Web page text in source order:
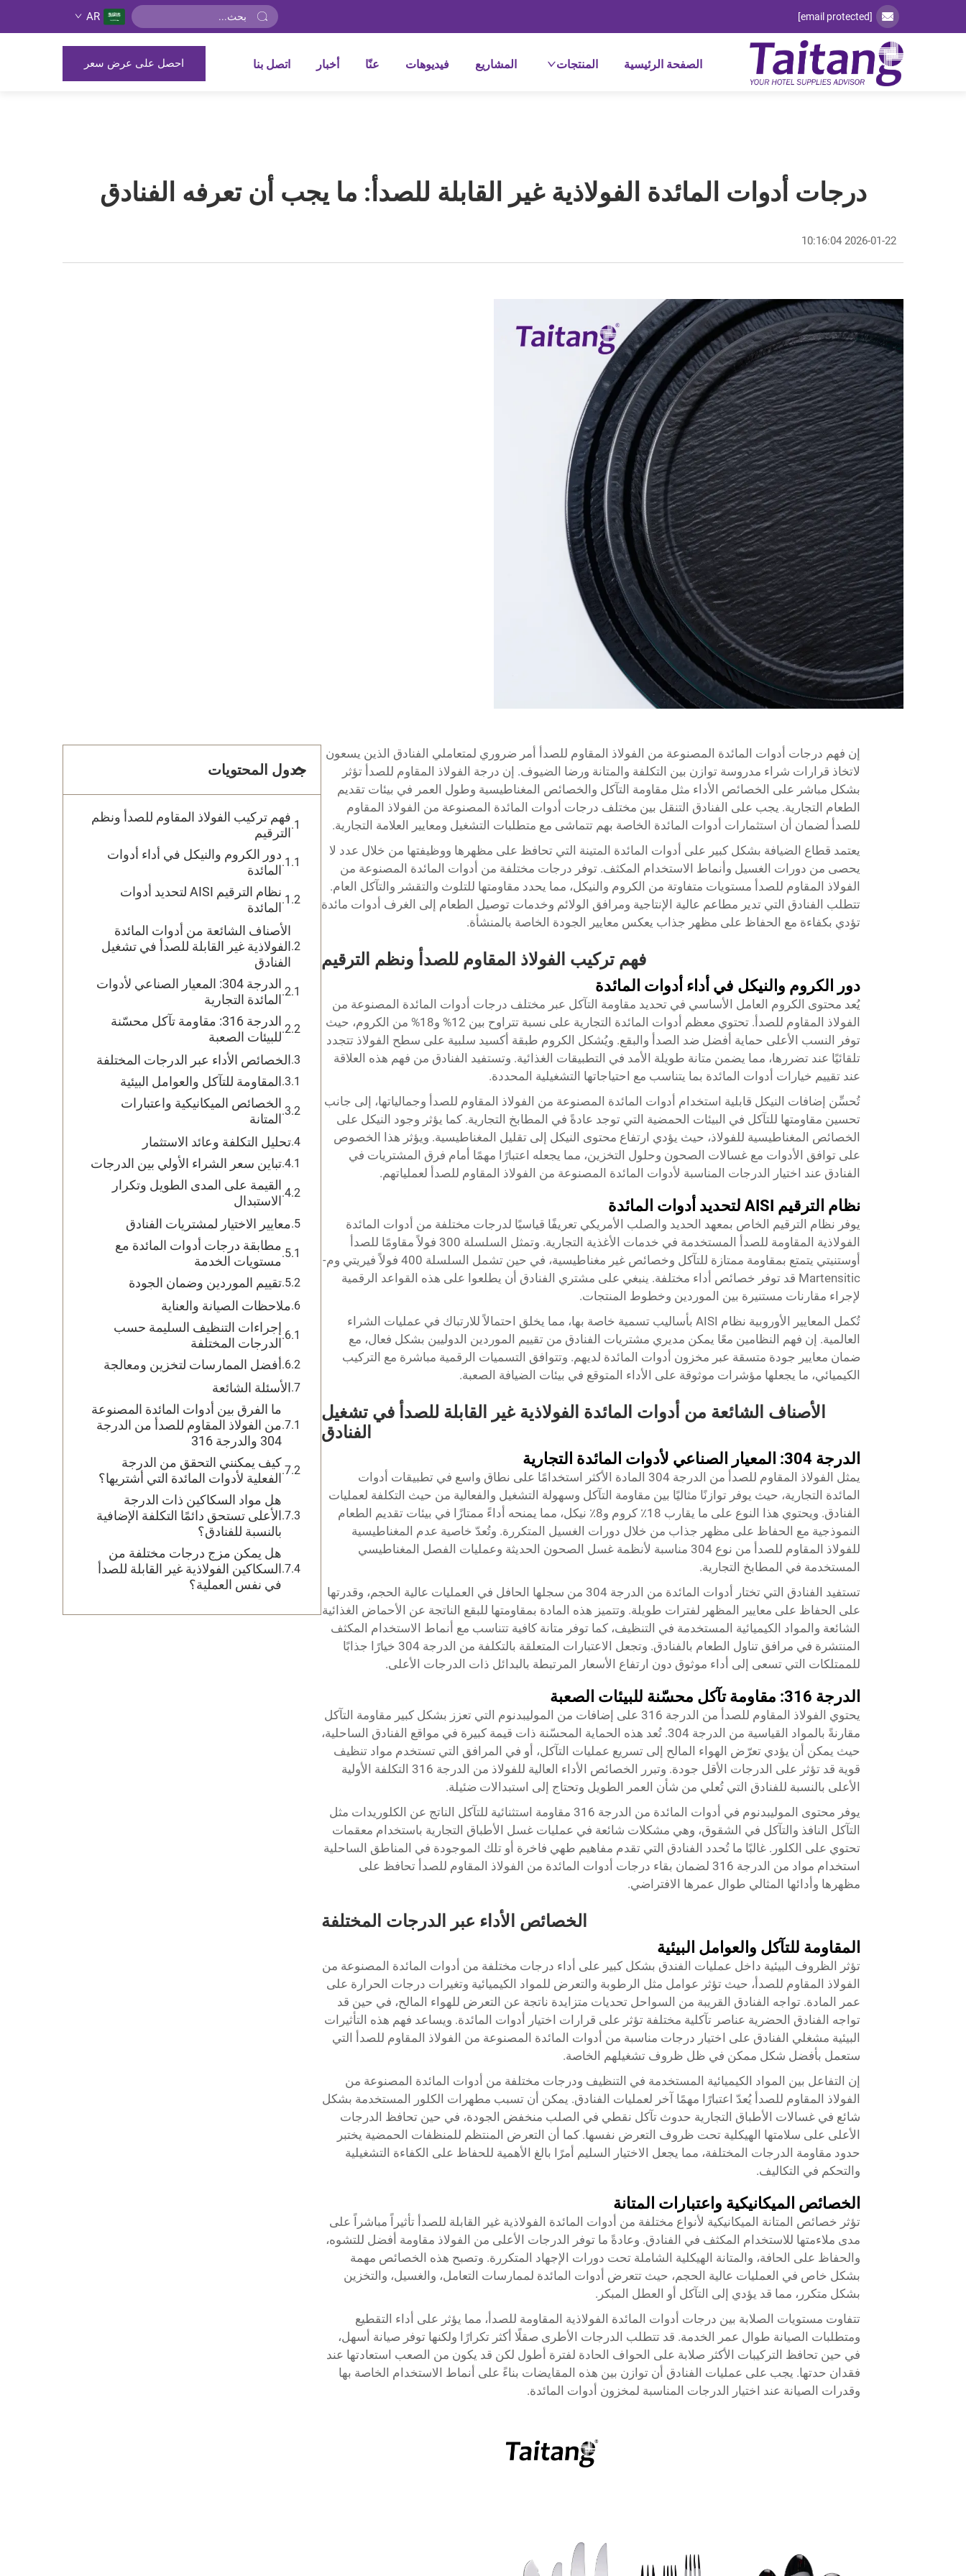
[email protected]
AR
الصفحة الرئيسية المنتجات المشاريع فيديوهات عنّا أخبار اتصل بنا احصل على عرض سعر
درجات أدوات المائدة الفولاذية غير القابلة للصدأ: ما يجب أن تعرفه الفنادق
2026-01-22 10:16:04
إن فهم درجات أدوات المائدة المصنوعة من الفولاذ المقاوم للصدأ أمر ضروري لمتعاملي الفنادق الذين يسعون
لاتخاذ قرارات شراء مدروسة توازن بين التكلفة والمتانة ورضا الضيوف. إن درجة الفولاذ المقاوم للصدأ تؤثر
بشكل مباشر على الخصائص الأداء مثل مقاومة التآكل والخصائص المغناطيسية وطول العمر في بيئات تقديم
الطعام التجارية. يجب على الفنادق التنقل بين مختلف درجات أدوات المائدة المصنوعة من الفولاذ المقاوم
للصدأ لضمان أن استثمارات أدوات المائدة الخاصة بهم تتماشى مع متطلبات التشغيل ومعايير العلامة التجارية.
يعتمد قطاع الضيافة بشكل كبير على أدوات المائدة المتينة التي تحافظ على مظهرها ووظيفتها من خلال عدد لا
يحصى من دورات الغسيل وأنماط الاستخدام المكثف. توفر درجات مختلفة من أدوات المائدة المصنوعة من
الفولاذ المقاوم للصدأ مستويات متفاوتة من الكروم والنيكل، مما يحدد مقاومتها للتلوث والتقشر والتآكل العام.
تتطلب الفنادق التي تدير مطاعم عالية الإنتاجية ومرافق الولائم وخدمات توصيل الطعام إلى الغرف أدوات مائدة
تؤدي بكفاءة مع الحفاظ على مظهر جذاب يعكس معايير الجودة الخاصة بالمنشأة.
فهم تركيب الفولاذ المقاوم للصدأ ونظم الترقيم
دور الكروم والنيكل في أداء أدوات المائدة
يُعد محتوى الكروم العامل الأساسي في تحديد مقاومة التآكل عبر مختلف درجات أدوات المائدة المصنوعة من
الفولاذ المقاوم للصدأ. تحتوي معظم أدوات المائدة التجارية على نسبة تتراوح بين 12% و18% من الكروم، حيث
توفر النسب الأعلى حماية أفضل ضد الصدأ والبقع. ويُشكل الكروم طبقة أكسيد سلبية على سطح الفولاذ تتجدد
تلقائيًا عند تضررها، مما يضمن متانة طويلة الأمد في التطبيقات الغذائية. وتستفيد الفنادق من فهم هذه العلاقة
عند تقييم خيارات أدوات المائدة بما يتناسب مع احتياجاتها التشغيلية المحددة.
تُحسِّن إضافات النيكل قابلية استخدام أدوات المائدة المصنوعة من الفولاذ المقاوم للصدأ وجمالياتها، إلى جانب
تحسين مقاومتها للتآكل في البيئات الحمضية التي توجد عادةً في المطابخ التجارية. كما يؤثر وجود النيكل على
الخصائص المغناطيسية للفولاذ، حيث يؤدي ارتفاع محتوى النيكل إلى تقليل المغناطيسية. ويؤثر هذا الخصوص
على توافق الأدوات مع غسالات الصحون وحلول التخزين، مما يجعله اعتبارًا مهمًا أمام فرق المشتريات في
الفنادق عند اختيار الدرجات المناسبة لأدوات المائدة المصنوعة من الفولاذ المقاوم للصدأ لعملياتهم.
نظام الترقيم AISI لتحديد أدوات المائدة
يوفر نظام الترقيم الخاص بمعهد الحديد والصلب الأمريكي تعريفًا قياسيًا لدرجات مختلفة من أدوات المائدة
الفولاذية المقاومة للصدأ المستخدمة في خدمات الأغذية التجارية. وتمثل السلسلة 300 فولاً مقاومًا للصدأ
أوستنيتي يتمتع بمقاومة ممتازة للتآكل وخصائص غير مغناطيسية، في حين تشمل السلسلة 400 فولاً فيريتي وم-
Martensitic قد توفر خصائص أداء مختلفة. ينبغي على مشتري الفنادق أن يطلعوا على هذه القواعد الرقمية
لإجراء مقارنات مستنيرة بين الموردين وخطوط المنتجات.
تُكمل المعايير الأوروبية نظام AISI بأساليب تسمية خاصة بها، مما يخلق احتمالاً للارتباك في عمليات الشراء
العالمية. إن فهم النظامين معًا يمكن مديري مشتريات الفنادق من تقييم الموردين الدوليين بشكل فعال، مع
ضمان معايير جودة متسقة عبر مخزون أدوات المائدة لديهم. وتتوافق التسميات الرقمية مباشرة مع التركيب
الكيميائي، ما يجعلها مؤشرات موثوقة على الأداء المتوقع في بيئات الضيافة الصعبة.
الأصناف الشائعة من أدوات المائدة الفولاذية غير القابلة للصدأ في تشغيل
الفنادق
الدرجة 304: المعيار الصناعي لأدوات المائدة التجارية
يمثل الفولاذ المقاوم للصدأ من الدرجة 304 المادة الأكثر استخدامًا على نطاق واسع في تطبيقات أدوات
المائدة التجارية، حيث يوفر توازنًا مثاليًا بين مقاومة التآكل وسهولة التشغيل والفعالية من حيث التكلفة لعمليات
الفنادق. ويحتوي هذا النوع على ما يقارب 18٪ كروم و8٪ نيكل، مما يمنحه أداءً ممتازًا في بيئات تقديم الطعام
النموذجية مع الحفاظ على مظهر جذاب من خلال دورات الغسيل المتكررة. وتُعدّ خاصية عدم المغناطيسية
للفولاذ المقاوم للصدأ من نوع 304 مناسبة لأنظمة غسل الصحون الحديثة وعمليات الفصل المغناطيسي
المستخدمة في المطابخ التجارية.
تستفيد الفنادق التي تختار أدوات المائدة من الدرجة 304 من سجلها الحافل في العمليات عالية الحجم، وقدرتها
على الحفاظ على معايير المظهر لفترات طويلة. وتتميز هذه المادة بمقاومتها للبقع الناتجة عن الأحماض الغذائية
الشائعة والمواد الكيميائية المستخدمة في التنظيف، كما توفر متانة كافية تتناسب مع أنماط الاستخدام المكثف
المنتشرة في مرافق تناول الطعام بالفنادق. وتجعل الاعتبارات المتعلقة بالتكلفة من الدرجة 304 خيارًا جذابًا
للممتلكات التي تسعى إلى أداء موثوق دون ارتفاع الأسعار المرتبطة بالبدائل ذات الدرجات الأعلى.
الدرجة 316: مقاومة تآكل محسّنة للبيئات الصعبة
يحتوي الفولاذ المقاوم للصدأ من الدرجة 316 على إضافات من الموليبدنوم التي تعزز بشكل كبير مقاومة التآكل
مقارنةً بالمواد القياسية من الدرجة 304. تُعد هذه الحماية المحسّنة ذات قيمة كبيرة في مواقع الفنادق الساحلية،
حيث يمكن أن يؤدي تعرّض الهواء المالح إلى تسريع عمليات التآكل، أو في المرافق التي تستخدم مواد تنظيف
قوية قد تؤثر على الدرجات الأقل جودة. وتبرر الخصائص الأداء العالية للفولاذ من الدرجة 316 التكلفة الأولية
الأعلى بالنسبة للفنادق التي تُعلي من شأن العمر الطويل وتحتاج إلى استبدالات ضئيلة.
يوفر محتوى الموليبدنوم في أدوات المائدة من الدرجة 316 مقاومة استثنائية للتآكل الناتج عن الكلوريدات مثل
التآكل النافذ والتآكل في الشقوق، وهي مشكلات شائعة في عمليات غسل الأطباق التجارية باستخدام معقمات
تحتوي على الكلور. غالبًا ما تُحدد الفنادق التي تقدم مفاهيم طهي فاخرة أو تلك الموجودة في المناطق الساحلية
استخدام مواد من الدرجة 316 لضمان بقاء
درجات أدوات المائدة من الفولاذ المقاوم للصدأ تحافظ على
مظهرها وأدائها المثالي طوال عمرها الافتراضي.
الخصائص الأداء عبر الدرجات المختلفة
المقاومة للتآكل والعوامل البيئية
تؤثر الظروف البيئية داخل عمليات الفندق بشكل كبير على أداء درجات مختلفة من أدوات المائدة المصنوعة من
الفولاذ المقاوم للصدأ، حيث تؤثر عوامل مثل الرطوبة والتعرض للمواد الكيميائية وتغيرات درجات الحرارة على
عمر المادة. تواجه الفنادق القريبة من السواحل تحديات متزايدة ناتجة عن التعرض للهواء المالح، في حين قد
تواجه الفنادق الحضرية عناصر تآكلية مختلفة تؤثر على قرارات اختيار أدوات المائدة. ويساعد فهم هذه التأثيرات
البيئية مشغلي الفنادق على اختيار درجات مناسبة من أدوات المائدة المصنوعة من الفولاذ المقاوم للصدأ التي
ستعمل بأفضل شكل ممكن في ظل ظروف تشغيلهم الخاصة.
إن التفاعل بين المواد الكيميائية المستخدمة في التنظيف ودرجات مختلفة من أدوات المائدة المصنوعة من
الفولاذ المقاوم للصدأ يُعدّ اعتبارًا مهمًا آخر لعمليات الفنادق. يمكن أن تسبب مطهرات الكلور المستخدمة بشكل
شائع في غسالات الأطباق التجارية حدوث تآكل نقطي في الصلب منخفض الجودة، في حين تحافظ الدرجات
الأعلى على سلامتها الهيكلية تحت ظروف التعرض نفسها. كما أن التعرض المنتظم للمنظفات الحمضية يختبر
حدود مقاومة الدرجات المختلفة، مما يجعل الاختيار السليم أمرًا بالغ الأهمية للحفاظ على الكفاءة التشغيلية
والتحكم في التكاليف.
الخصائص الميكانيكية واعتبارات المتانة
تؤثر خصائص المتانة الميكانيكية لأنواع مختلفة من أدوات المائدة الفولاذية غير القابلة للصدأ تأثيراً مباشراً على
مدى ملاءمتها للاستخدام المكثف في الفنادق. وعادةً ما توفر الدرجات الأعلى من الفولاذ مقاومة أفضل للتشوه،
والحفاظ على الحافة، والمتانة الهيكلية الشاملة تحت دورات الإجهاد المتكررة. وتصبح هذه الخصائص مهمة
بشكل خاص في العمليات عالية الحجم، حيث تتعرض أدوات المائدة لممارسات التعامل، والغسيل، والتخزين
بشكل متكرر، مما قد يؤدي إلى التآكل أو العطل المبكر.
تتفاوت مستويات الصلابة بين درجات أدوات المائدة الفولاذية المقاومة للصدأ، مما يؤثر على أداء التقطيع
ومتطلبات الصيانة طوال عمر الخدمة. قد تتطلب الدرجات الأطرى صقلًا أكثر تكرارًا ولكنها توفر صيانة أسهل،
في حين تحافظ التركيبات الأكثر صلابة على الحواف الحادة لفترة أطول لكن قد يكون من الصعب استعادتها عند
فقدان حدتها. يجب على عمليات الفنادق أن توازن بين هذه المقايضات بناءً على أنماط الاستخدام الخاصة بها
وقدرات الصيانة عند اختيار الدرجات المناسبة لمخزون أدوات المائدة.
جدول المحتويات
فهم تركيب الفولاذ المقاوم للصدأ ونظم
الترقيم
دور الكروم والنيكل في أداء أدوات
المائدة
نظام الترقيم AISI لتحديد أدوات
المائدة
الأصناف الشائعة من أدوات المائدة
الفولاذية غير القابلة للصدأ في تشغيل
الفنادق
الدرجة 304: المعيار الصناعي لأدوات
المائدة التجارية
الدرجة 316: مقاومة تآكل محسّنة
للبيئات الصعبة
الخصائص الأداء عبر الدرجات المختلفة
المقاومة للتآكل والعوامل البيئية
الخصائص الميكانيكية واعتبارات
المتانة
تحليل التكلفة وعائد الاستثمار
تباين سعر الشراء الأولي بين الدرجات
القيمة على المدى الطويل وتكرار
الاستبدال
معايير الاختيار لمشتريات الفنادق
مطابقة درجات أدوات المائدة مع
مستويات الخدمة
تقييم الموردين وضمان الجودة
ملاحظات الصيانة والعناية
إجراءات التنظيف السليمة حسب
الدرجات المختلفة
أفضل الممارسات لتخزين ومعالجة
الأسئلة الشائعة
ما الفرق بين أدوات المائدة المصنوعة
من الفولاذ المقاوم للصدأ من الدرجة
304 والدرجة 316
كيف يمكنني التحقق من الدرجة
الفعلية لأدوات المائدة التي أشتريها؟
هل مواد السكاكين ذات الدرجة
الأعلى تستحق دائمًا التكلفة الإضافية
بالنسبة للفنادق؟
هل يمكن مزج درجات مختلفة من
السكاكين الفولاذية غير القابلة للصدأ
في نفس العملية؟